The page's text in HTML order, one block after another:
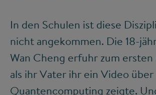
In den Schulen ist diese
nicht angekommen. Die 18-
Wan Cheng erfuhr zum ersten
als ihr Vater ihr ein Video über
Quantencomputing zeigte.